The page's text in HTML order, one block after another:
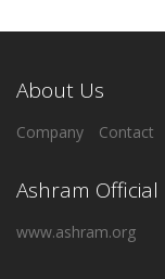
About Us
Company Contact
Ashram Official
www.ashram.org